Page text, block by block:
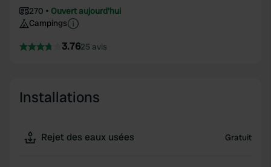
270
Ouvert aujourd'hui
Campings
3.7625 avis
Installations
Rejet des eaux usées Gratuit